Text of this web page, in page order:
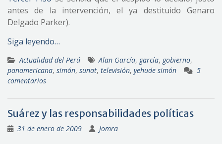
antes de la intervención, el ya destituido Genaro
Delgado Parker).
Siga leyendo…
Actualidad del Perú Alan García, garcía, gobierno,
panamericana, simón, sunat, televisión, yehude simón
5
comentarios
Suárez y las responsabilidades políticas
31 de enero de 2009 Jomra